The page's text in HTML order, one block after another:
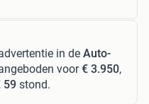
in de Auto-
voor€ 3.950,
59 stond.